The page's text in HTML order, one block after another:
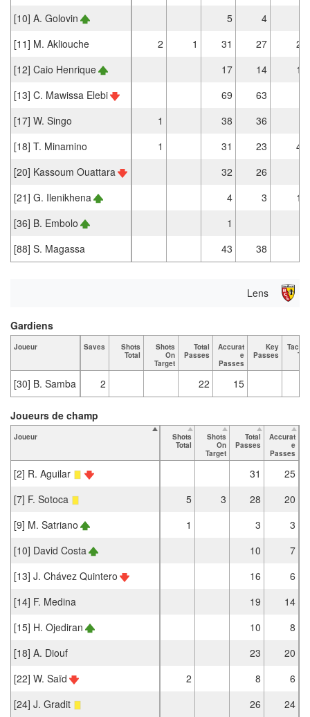
[10] A. Golovin
5
4
[11] M. Akliouche
2 1 31 27
2
[12] Caio Henrique
17 14
1
[13] C. Mawissa Elebi
69
63
[17] W. Singo
1 38
36
[18] T. Minamino
1 31 23
4
[20] Kassoum Ouattara
32
26
[21] G. Ilenikhena
4 3
1
[36] B. Embolo
1
[88] S. Magassa
43 38
Lens
Joueur Saves
Shots
Total
Shots
On
Target
Total
Passes
Accurat
e
Passes
Key
Passes
[30] B. Samba 2 22 15
Gardiens
Joueur
Shots
Total
Shots
On
Target
Total
Passes
Accurat
e
Passes
[2] R. Aguilar 31
25
[7] F. Sotoca
5 3 28
20
[9] M. Satriano
1 3
3
[10] David Costa
10
7
[13] J. Chávez Quintero
16
6
[14] F. Medina
19
14
[15] H. Ojediran
10
8
[18] A. Diouf
23
20
[22] W. Saïd
2 8
6
[24] J. Gradit
26 24
Joueurs de champ